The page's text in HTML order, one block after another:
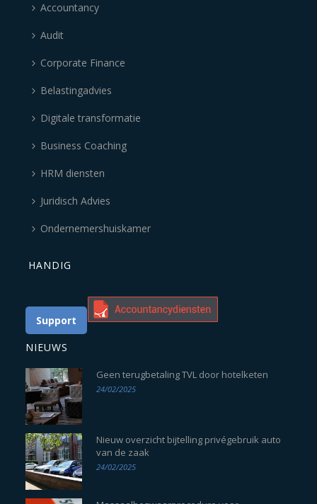
Accountancy
Audit
Corporate Finance
Belastingadvies
Digitale transformatie
Business Coaching
HRM diensten
Juridisch Advies
Ondernemershuiskamer
HANDIG
Support
NIEUWS
Geen terugbetaling TVL door hotelketen
24/02/2025
Nieuw overzicht bijtelling privégebruik auto
van de zaak
24/02/2025